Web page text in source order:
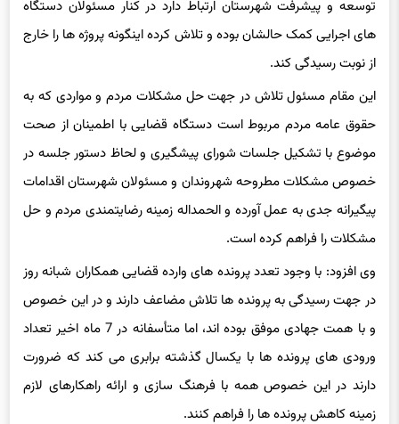
توسعه و پیشرفت شهرستان ارتباط دارد در کنار مسئولان دستگاه
های اجرایی کمک حالشان بوده و تلاش کرده اینگونه پروژه ها را خارج
از نوبت رسیدگی کند.
این مقام مسئول تلاش در جهت حل مشکلات مردم و مواردی که به
حقوق عامه مردم مربوط است دستگاه قضایی با اطمینان از صحت
موضوع با تشکیل جلسات شورای پیشگیری و لحاظ دستور جلسه در
خصوص مشکلات مطروحه شهروندان و مسئولان شهرستان اقدامات
پیگیرانه جدی به عمل آورده و الحمداله زمینه رضایتمندی مردم و حل
مشکلات را فراهم کرده است.
وی افزود: با وجود تعدد پرونده های وارده قضایی همکاران شبانه روز
در جهت رسیدگی به پرونده ها تلاش مضاعف دارند و در این خصوص
و با همت جهادی موفق بوده اند، اما متأسفانه در 7 ماه اخیر تعداد
ورودی های پرونده ها با یکسال گذشته برابری می کند که ضرورت
دارند در این خصوص همه با فرهنگ سازی و ارائه راهکارهای لازم
زمینه کاهش پرونده ها را فراهم کنند.